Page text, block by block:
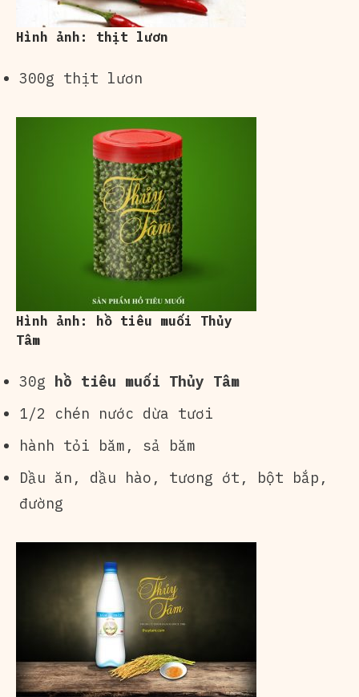
Hình ảnh: thịt lươn
300g thịt lươn
Hình ảnh: hồ tiêu muối Thủy
Tâm
30g hồ tiêu muối Thủy Tâm
1/2 chén nước dừa tươi
hành tỏi băm, sả băm
Dầu ăn, dầu hào, tương ớt, bột bắp,
đường